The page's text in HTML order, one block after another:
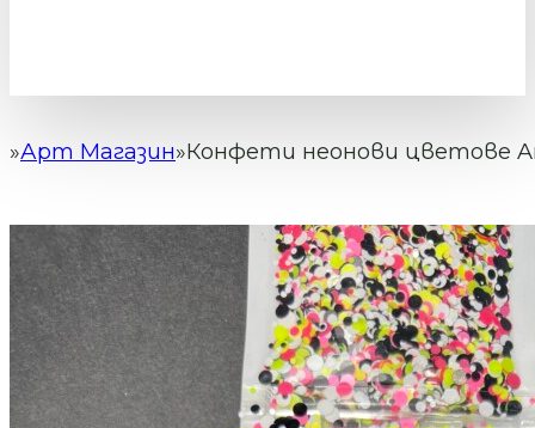
Начало
Арт Магазин Конфети неонови цветове